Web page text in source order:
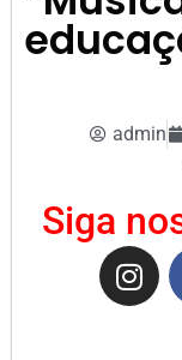
admin
Siga